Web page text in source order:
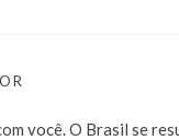
você. O Brasil se